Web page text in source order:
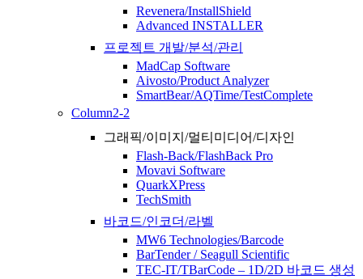
Revenera/InstallShield
Advanced INSTALLER
프로젝트 개발/분석/관리
MadCap Software
Aivosto/Product Analyzer
SmartBear/AQTime/TestComplete
Column2-2
그래픽/이미지/멀티미디어/디자인
Flash-Back/FlashBack Pro
Movavi Software
QuarkXPress
TechSmith
바코드/인코더/라벨
MW6 Technologies/Barcode
BarTender / Seagull Scientific
TEC-IT/TBarCode – 1D/2D 바코드 생성